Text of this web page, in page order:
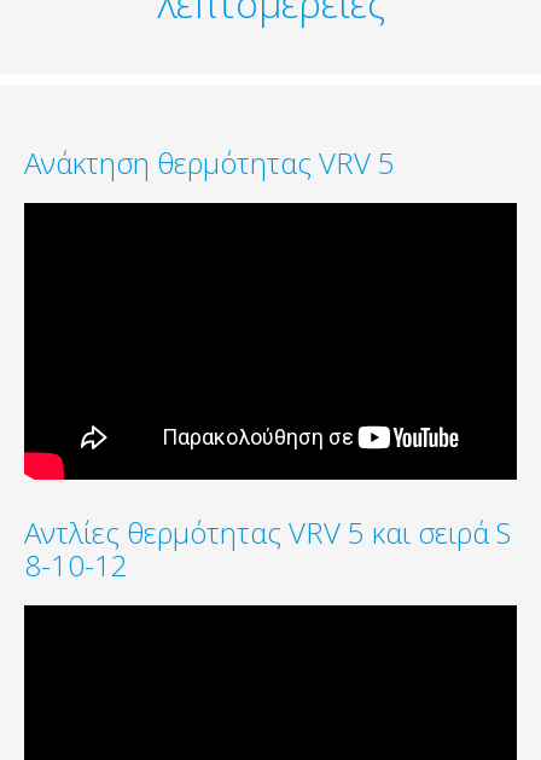
Ανάκτηση θερμότητας VRV 5
Αντλίες θερμότητας VRV 5 και σειρά S
8-10-12